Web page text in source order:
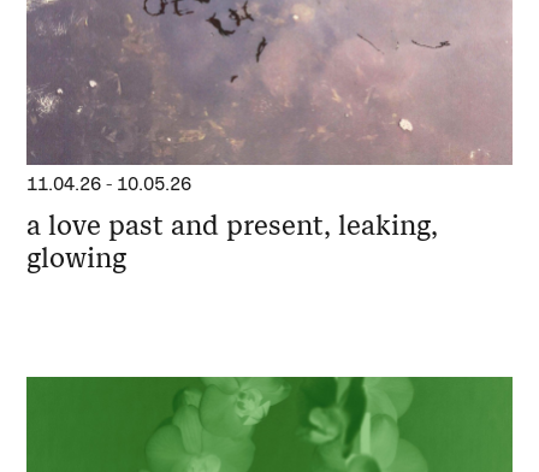
11.04.26 - 10.05.26
a love past and present, leaking,
glowing